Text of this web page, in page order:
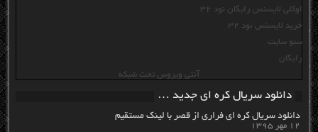
اوکلی لایسنس رایگان نود 32
خرید لایسنس نود 32
سئو سایت
رایگان
آنتی ویروس تحت شبکه
دانلود سریال کره ای جدید …
دانلود سریال کره ای فراری از قصر با لینک مستقیم
۱۲ مهر ۱۳۹۵